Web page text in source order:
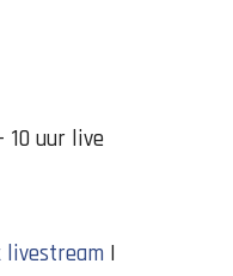
10 uur live
livestream |